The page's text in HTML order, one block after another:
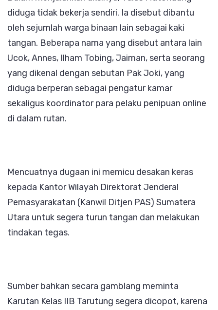
diduga tidak bekerja sendiri. Ia disebut dibantu
oleh sejumlah warga binaan lain sebagai kaki
tangan. Beberapa nama yang disebut antara lain
Ucok, Annes, Ilham Tobing, Jaiman, serta seorang
yang dikenal dengan sebutan Pak Joki, yang
diduga berperan sebagai pengatur kamar
sekaligus koordinator para pelaku penipuan online
di dalam rutan.
Mencuatnya dugaan ini memicu desakan keras
kepada Kantor Wilayah Direktorat Jenderal
Pemasyarakatan (Kanwil Ditjen PAS) Sumatera
Utara untuk segera turun tangan dan melakukan
tindakan tegas.
Sumber bahkan secara gamblang meminta
Karutan Kelas IIB Tarutung segera dicopot, karena